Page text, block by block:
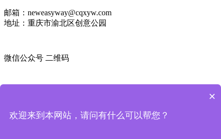
邮箱：neweasyway@cqxyw.com
地址：重庆市渝北区创意公园
微信公众号 二维码
版权所有：重庆新益为企业管理顾问有限公司 渝ICP备
2021006396号-3 渝公网安备 50010502003627号
×
欢迎来到本网站，请问有什么可以帮您？